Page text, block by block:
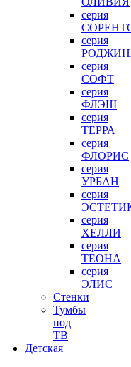
серия
серия
серия
СОФТ
серия
ФЛЭШ
серия
ТЕРРА
серия
ФЛОРИС
серия
УРБАН
серия
серия
ХЕЛЛИ
серия
ТЕОНА
серия
ЭЛИС
Стенки
Тумбы
под
ТВ
Детская